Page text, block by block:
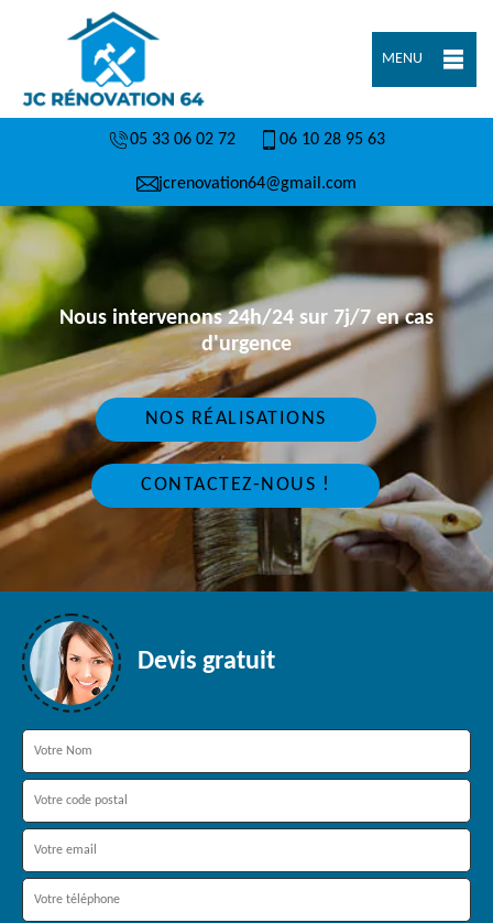
MENU
05 33 06 02 72 06 10 28 95 63
jcrenovation64@gmail.com
Nous intervenons 24h/24 sur 7j/7 en cas
d'urgence
NOS RÉALISATIONS
CONTACTEZ-NOUS !
Devis gratuit